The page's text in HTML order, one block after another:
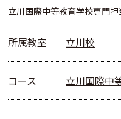
立川国際中等教育学校専門担
所属教室 立川校
コース 立川国際中